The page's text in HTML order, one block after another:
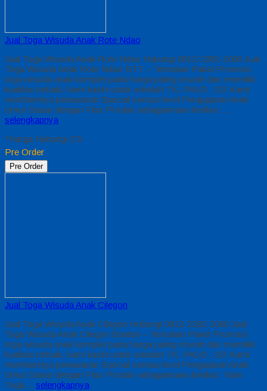
Jual Toga Wisuda Anak Rote Ndao
Jual Toga Wisuda Anak Rote Ndao Hubungi 0812-2282-1060 Jual
Toga Wisuda Anak Rote Ndao NTT – Temukan Paket Promosi
toga wisuda anak komplet pada harga paling murah dan memiliki
kualitas terbaik, kami kasih untuk sekolah TK, PAUD , SD Kami
memberinya penawaran Special semua level Pengajaran Anak
Umur Dasar dengan Fitur Produk sebagaimana berikut :…
selengkapnya
*Harga Hubungi CS
Pre Order
Pre Order
Jual Toga Wisuda Anak Cilegon
Jual Toga Wisuda Anak Cilegon Hubungi 0812-2282-1060 Jual
Toga Wisuda Anak Cilegon Banten – Temukan Paket Promosi
toga wisuda anak komplet pada harga paling murah dan memiliki
kualitas terbaik, kami kasih untuk sekolah TK, PAUD , SD Kami
memberinya penawaran Special semua level Pengajaran Anak
Umur Dasar dengan Fitur Produk sebagaimana berikut : Kain
Toga… selengkapnya